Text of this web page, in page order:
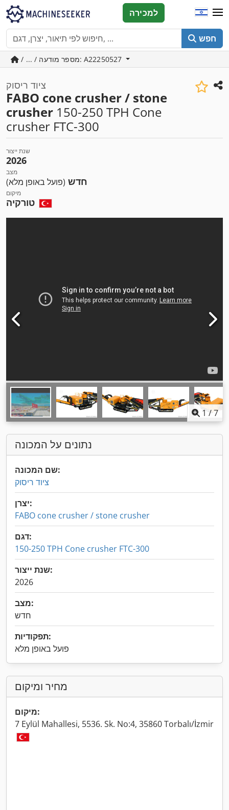
חפש
למכירה
/ ... / מספר מודעה: A22250527
ציוד ריסוק
FABO cone crusher / stone
crusher 150-250 TPH Cone
crusher FTC-300
שנת ייצור
2026
מצב
חדש (פועל באופן מלא)
מיקום
1/7
נתונים על המכונה
שם המכונה:
ציוד ריסוק
יצרן:
FABO cone crusher / stone crusher
דגם:
150-250 TPH Cone crusher FTC-300
שנת ייצור:
2026
מצב:
חדש
תפקודיות:
פועל באופן מלא
מחיר ומיקום
מיקום:
7 Eylül Mahallesi, 5536. Sk. No:4, 35860 Torbalı/İzmir